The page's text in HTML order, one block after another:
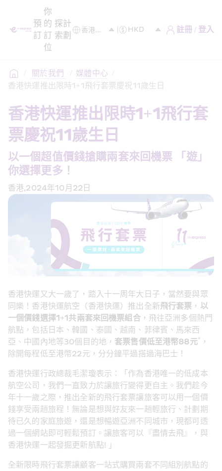
預
訂
你
的
訂
位
探
索
計
劃
註冊 / 登入
/ 關於我們 / 媒體中心 /
香港快運推出限時1+1飛行套票慶祝11歲生日
香港快運推出限時1+1飛行套
票慶祝11歲生日
以一個超值價錢搶購兩套來回機票 「遊」
你選擇更多！
香港,2024年10月22日
香港快運又大一歲了，踏入十一周年大日子，當然要與眾
同樂！香港快運航空（香港快運）推出全新飛行套票 ， 以
一個價錢選擇1+1共兩套來回機票組合，飛往亞洲多個熱門
航點，包括日本、韓國、泰國、越南、菲律賓、馬來西
亞、中國內地等30個目的地， 套票售價低至港幣88元* ，
除開每程低至港幣22元，分分鐘平過搭過海巴士！
香港快運行政總裁毛潔瓊表示：「作為香港唯一的低成本
航空公司，我們一直致力於讓旅行變得更自主。我們趁今
年十一歲之際，推出全新的飛行套票讓旅客可以用一個價
錢享受兩趟旅程！無論是想與好友來一趟輕旅行、計劃期
待已久的家庭旅遊，還是想暢遊亞洲不同城市，現都可透
過一個網站即可輕鬆預訂。讓旅客可以『盡情去飛』，與
香港快運一起發掘更新航點! 」
全新限時飛行套票讓顧客一站式購買兩套不同組別航點的